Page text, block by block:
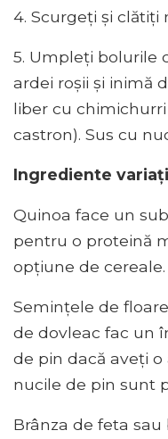
4. Scurgeți și clătiți
5. Umpleți bolurile
ardei roșii și inimă
liber cu
castron). Sus cu
Ingrediente
Quinoa face un
pentru o proteină
opțiune de cereale.
Semințele de
de dovleac fac un
de pin dacă aveți
nucile de pin sunt
Brânza de feta sau